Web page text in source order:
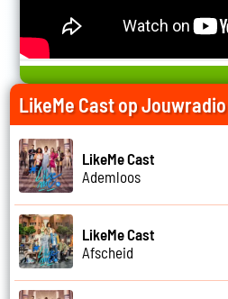
LikeMe Cast op Jouwradio
LikeMe Cast
Ademloos
LikeMe Cast
Afscheid